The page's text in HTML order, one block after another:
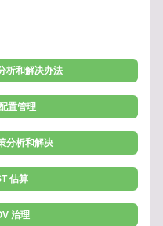
析和解决办法
置管理
分析和解决
估算
治理